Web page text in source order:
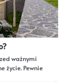
ważnymi
życie. Pewnie